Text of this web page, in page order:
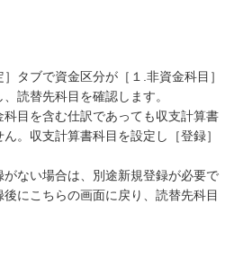
］タブで資金区分が［１.非資金科目］
読替先科目を確認します。
目を含む仕訳であっても収支計算書
。収支計算書科目を設定し［登録］
ない場合は、別途新規登録が必要で
にこちらの画面に戻り、読替先科目